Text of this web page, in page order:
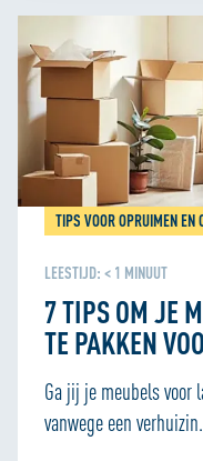
telkens een beetje
ook cookies om
personaliseren en om
bieden. We delen
met onze partners
analyse zodat we ook
persoonlijke ervaring
informatie over hoe
Cookie Policy
TIPS VOOR OPRUIMEN EN
LEESTIJD: < 1 MINUUT
7 TIPS OM JE
TE PAKKEN
Ga jij je meubels voor
vanwege een